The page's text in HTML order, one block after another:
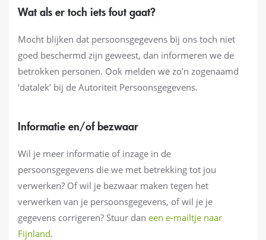
Wat als er toch iets fout gaat?
Mocht blijken dat persoonsgegevens bij ons toch niet
goed beschermd zijn geweest, dan informeren we de
betrokken personen. Ook melden we zo’n zogenaamd
‘datalek’ bij de Autoriteit Persoonsgegevens.
Informatie en/of bezwaar
Wil je meer informatie of inzage in de
persoonsgegevens die we met betrekking tot jou
verwerken? Of wil je bezwaar maken tegen het
verwerken van je persoonsgegevens, of wil je je
gegevens corrigeren? Stuur dan een e-mailtje naar
Fijnland.